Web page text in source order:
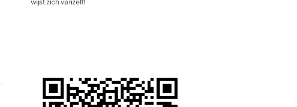
wijst zich vanzelf!